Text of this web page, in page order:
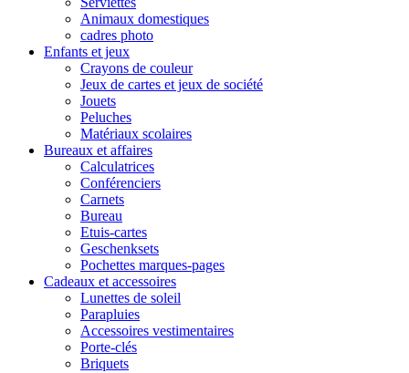
Animaux domestiques
cadres photo
Enfants et jeux
Crayons de couleur
Jeux de cartes et jeux de société
Jouets
Peluches
Matériaux scolaires
Bureaux et affaires
Calculatrices
Conférenciers
Carnets
Bureau
Etuis-cartes
Geschenksets
Pochettes marques-pages
Cadeaux et accessoires
Lunettes de soleil
Parapluies
Accessoires vestimentaires
Porte-clés
Briquets